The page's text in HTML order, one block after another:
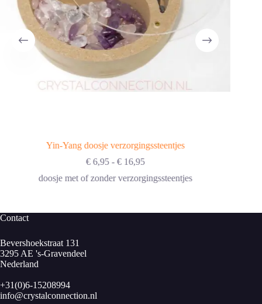
Yin-Yang doosje verzorgingssteentjes
€6,95 - €16,95Prijsklasse:
tot
doosje met of zonder verzorgingssteentjes
Contact
Bevershoekstraat 131
3295 AE 's-Gravendeel
Nederland
+31(0)6-15208994
info@crystalconnection.nl